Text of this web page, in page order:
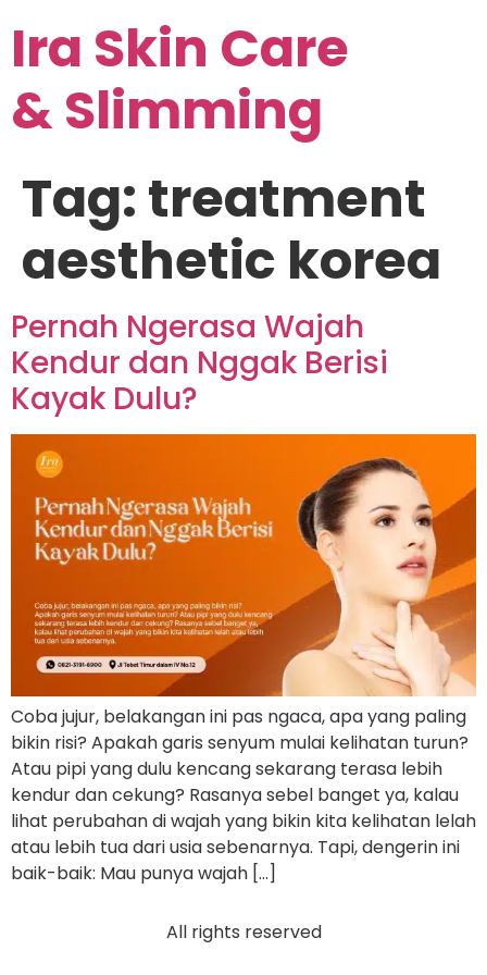
Ira Skin Care
& Slimming
Tag:treatment
aesthetic korea
Pernah Ngerasa Wajah
Kendur dan Nggak Berisi
Kayak Dulu?
Coba jujur, belakangan ini pas ngaca, apa yang paling
bikin risi? Apakah garis senyum mulai kelihatan turun?
Atau pipi yang dulu kencang sekarang terasa lebih
kendur dan cekung? Rasanya sebel banget ya, kalau
lihat perubahan di wajah yang bikin kita kelihatan lelah
atau lebih tua dari usia sebenarnya. Tapi, dengerin ini
baik-baik: Mau punya wajah […]
All rights reserved